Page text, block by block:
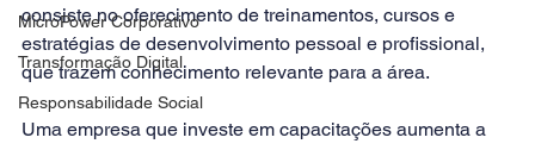
MicroPower Corporativo
Transformação Digital
Responsabilidade Social
consiste no oferecimento de treinamentos, cursos e
estratégias de desenvolvimento pessoal e profissional,
que trazem conhecimento relevante para a área.
Uma empresa que investe em capacitações aumenta a